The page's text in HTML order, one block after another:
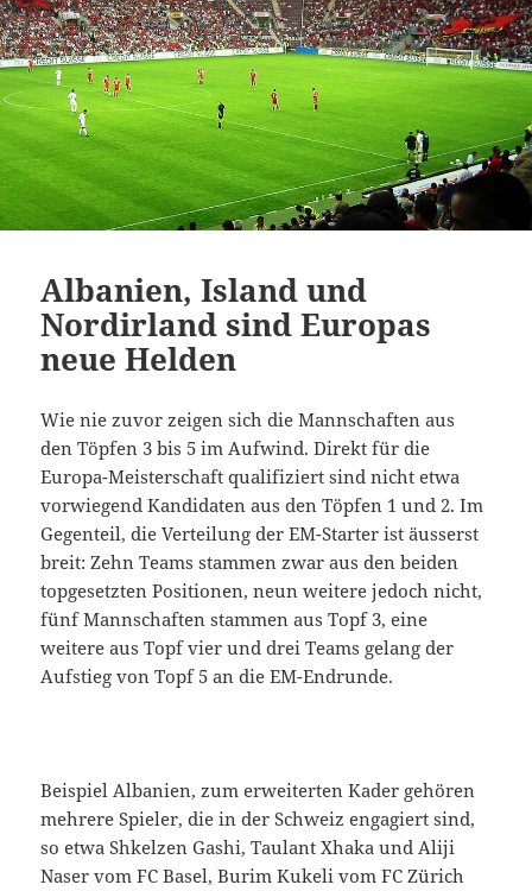
Albanien, Island und
Nordirland sind Europas
neue Helden
Wie nie zuvor zeigen sich die Mannschaften aus
den Töpfen 3 bis 5 im Aufwind. Direkt für die
Europa-Meisterschaft qualifiziert sind nicht etwa
vorwiegend Kandidaten aus den Töpfen 1 und 2. Im
Gegenteil, die Verteilung der EM-Starter ist äusserst
breit: Zehn Teams stammen zwar aus den beiden
topgesetzten Positionen, neun weitere jedoch nicht,
fünf Mannschaften stammen aus Topf 3, eine
weitere aus Topf vier und drei Teams gelang der
Aufstieg von Topf 5 an die EM-Endrunde.
Beispiel Albanien, zum erweiterten Kader gehören
mehrere Spieler, die in der Schweiz engagiert sind,
so etwa Shkelzen Gashi, Taulant Xhaka und Aliji
Naser vom FC Basel, Burim Kukeli vom FC Zürich